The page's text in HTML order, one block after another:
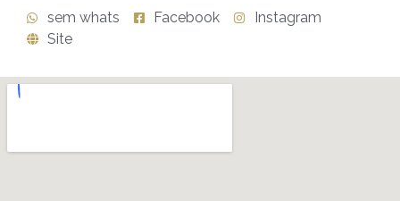
sem whats Facebook
Instagram
Site